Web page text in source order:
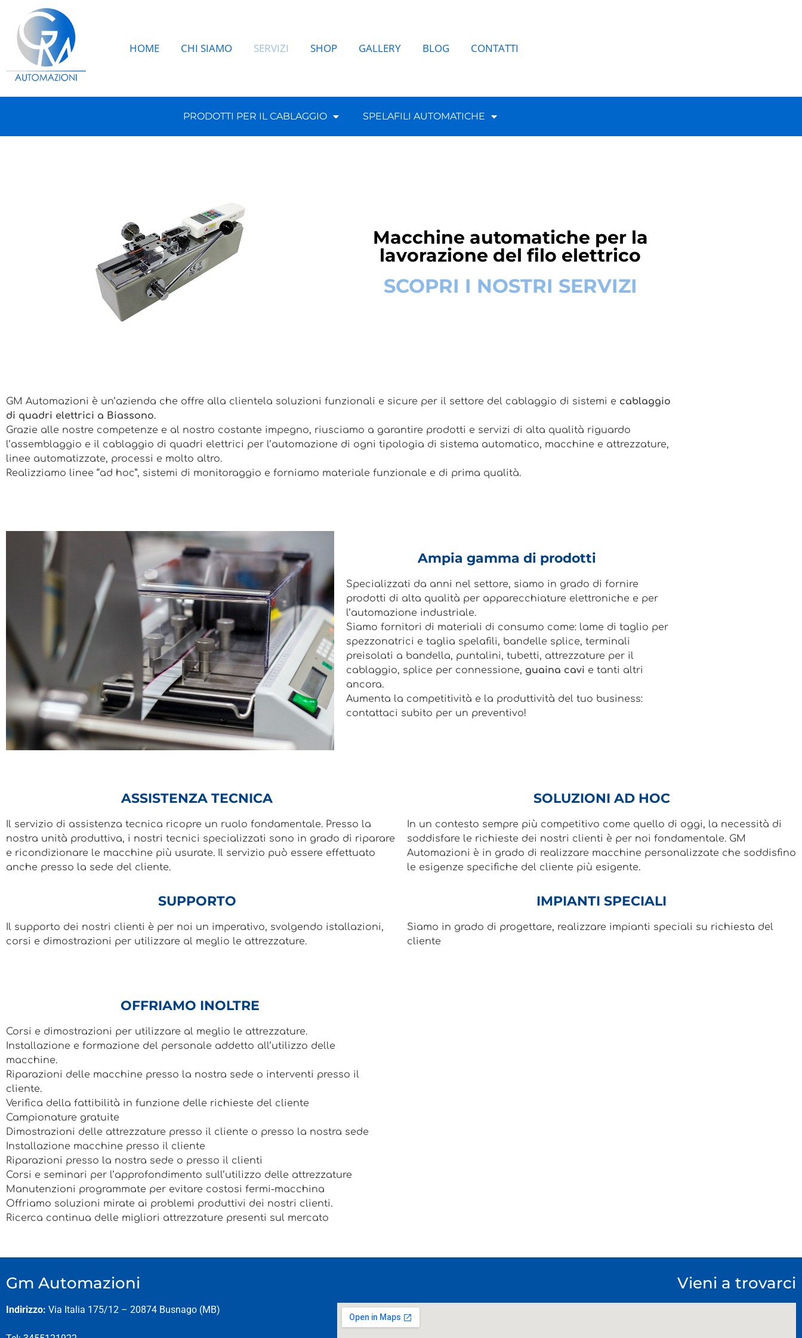
HOME CHI SIAMO SERVIZI SHOP GALLERY BLOG CONTATTI
PRODOTTI PER IL CABLAGGIO SPELAFILI AUTOMATICHE
Macchine automatiche per la
lavorazione del filo elettrico
SCOPRI I NOSTRI SERVIZI
GM Automazioni è un’azienda che offre alla clientela soluzioni funzionali e sicure per il settore del cablaggio di sistemi e cablaggio
di quadri elettrici a Biassono.
Grazie alle nostre competenze e al nostro costante impegno, riusciamo a garantire prodotti e servizi di alta qualità riguardo
l’assemblaggio e il cablaggio di quadri elettrici per l’automazione di ogni tipologia di sistema automatico, macchine e attrezzature,
linee automatizzate, processi e molto altro.
Realizziamo linee “ad hoc”, sistemi di monitoraggio e forniamo materiale funzionale e di prima qualità.
Ampia gamma di prodotti
Specializzati da anni nel settore, siamo in grado di fornire
prodotti di alta qualità per apparecchiature elettroniche e per
l’automazione industriale.
Siamo fornitori di materiali di consumo come: lame di taglio per
spezzonatrici e taglia spelafili, bandelle splice, terminali
preisolati a bandella, puntalini, tubetti, attrezzature per il
cablaggio, splice per connessione, guaina cavi e tanti altri
ancora.
Aumenta la competitività e la produttività del tuo business:
contattaci subito per un preventivo!
ASSISTENZA TECNICA
Il servizio di assistenza tecnica ricopre un ruolo fondamentale. Presso la
nostra unità produttiva, i nostri tecnici specializzati sono in grado di riparare
e ricondizionare le macchine più usurate. Il servizio può essere effettuato
anche presso la sede del cliente.
SOLUZIONI AD HOC
In un contesto sempre più competitivo come quello di oggi, la necessità di
soddisfare le richieste dei nostri clienti è per noi fondamentale. GM
Automazioni è in grado di realizzare macchine personalizzate che soddisfino
le esigenze specifiche del cliente più esigente.
SUPPORTO
Il supporto dei nostri clienti è per noi un imperativo, svolgendo istallazioni,
corsi e dimostrazioni per utilizzare al meglio le attrezzature.
IMPIANTI SPECIALI
Siamo in grado di progettare, realizzare impianti speciali su richiesta del
cliente
OFFRIAMO INOLTRE
Corsi e dimostrazioni per utilizzare al meglio le attrezzature.
Installazione e formazione del personale addetto all’utilizzo delle
macchine.
Riparazioni delle macchine presso la nostra sede o interventi presso il
cliente.
Verifica della fattibilità in funzione delle richieste del cliente
Campionature gratuite
Dimostrazioni delle attrezzature presso il cliente o presso la nostra sede
Installazione macchine presso il cliente
Riparazioni presso la nostra sede o presso il clienti
Corsi e seminari per l’approfondimento sull’utilizzo delle attrezzature
Manutenzioni programmate per evitare costosi fermi-macchina
Offriamo soluzioni mirate ai problemi produttivi dei nostri clienti.
Ricerca continua delle migliori attrezzature presenti sul mercato
Gm Automazioni
Indirizzo: Via Italia 175/12 – 20874 Busnago (MB)
Vieni a trovarci